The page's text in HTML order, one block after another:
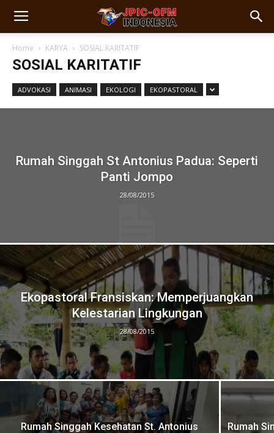
Home KARYA SOSIAL KARITATIF
SOSIAL KARITATIF
ADVOKASI ANIMASI EKOLOGI EKOPASTORAL
Rumah Singgah St Antonius Padua: Seperti
Panti Jompo
28/08/2015
Ekopastoral Fransiskan: Memperjuangkan
Kelestarian Lingkungan
28/08/2015
Rumah Singgah Kesehatan St. Antonius
Rumah